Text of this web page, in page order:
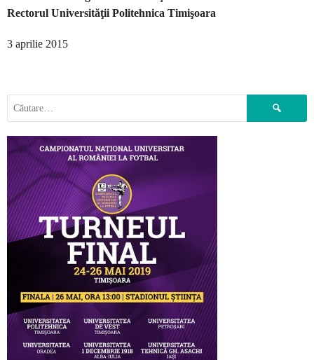
Rectorul Universităţii Politehnica Timişoara
3 aprilie 2015